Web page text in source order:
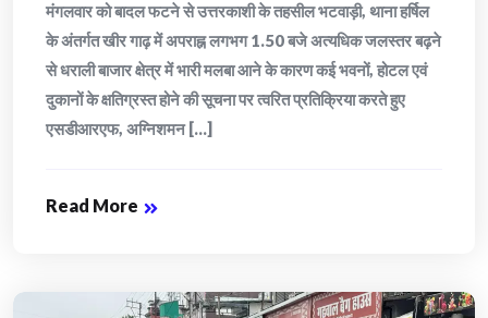
मंगलवार को बादल फटने से उत्तरकाशी के तहसील भटवाड़ी, थाना हर्षिल
के अंतर्गत खीर गाढ़ में अपराह्न लगभग 1.50 बजे अत्यधिक जलस्तर बढ़ने
से धराली बाजार क्षेत्र में भारी मलबा आने के कारण कई भवनों, होटल एवं
दुकानों के क्षतिग्रस्त होने की सूचना पर त्वरित प्रतिक्रिया करते हुए
एसडीआरएफ, अग्निशमन [...]
Read More